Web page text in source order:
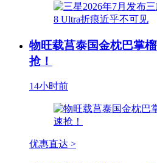
物旺载莒泰国金枕巴掌
抢！
14小时前
优惠直达 >